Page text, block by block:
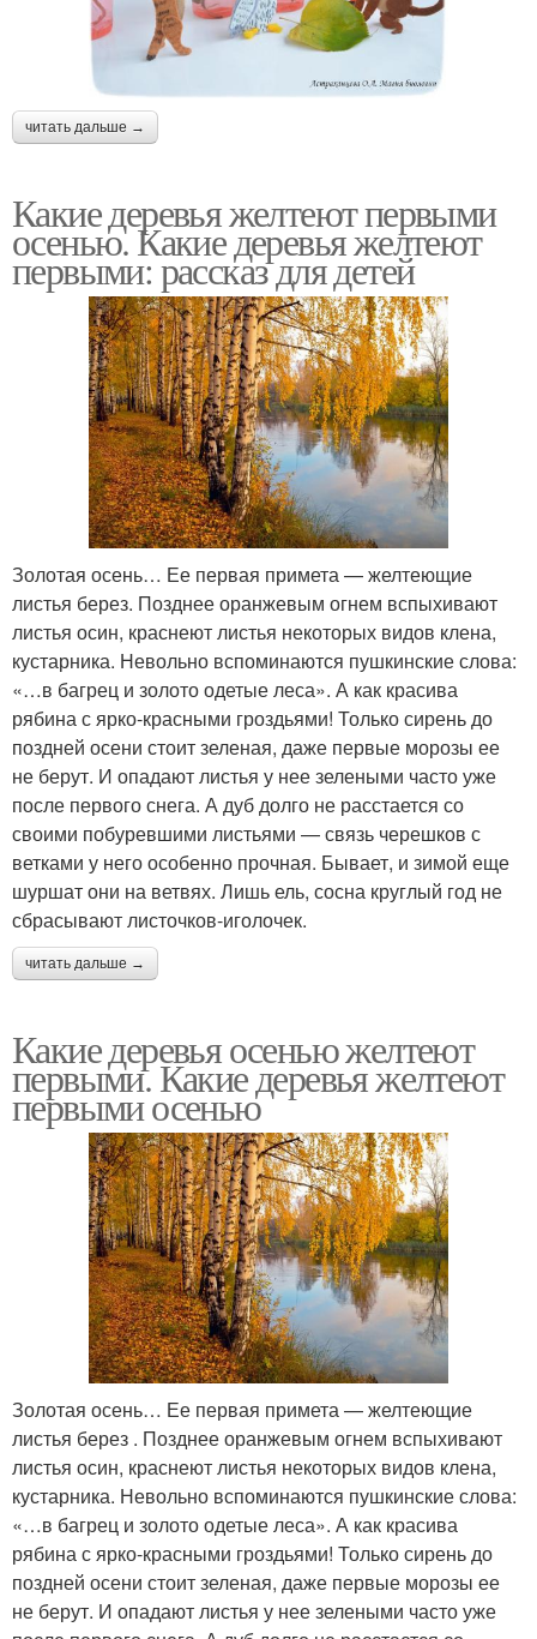
читать дальше →
Какие деревья желтеют первыми
осенью. Какие деревья желтеют
первыми: рассказ для детей
Золотая осень… Ее первая примета — желтеющие
листья берез. Позднее оранжевым огнем вспыхивают
листья осин, краснеют листья некоторых видов клена,
кустарника. Невольно вспоминаются пушкинские слова:
«…в багрец и золото одетые леса». А как красива
рябина с ярко-красными гроздьями! Только сирень до
поздней осени стоит зеленая, даже первые морозы ее
не берут. И опадают листья у нее зелеными часто уже
после первого снега. А дуб долго не расстается со
своими побуревшими листьями — связь черешков с
ветками у него особенно прочная. Бывает, и зимой еще
шуршат они на ветвях. Лишь ель, сосна круглый год не
сбрасывают листочков-иголочек.
читать дальше →
Какие деревья осенью желтеют
первыми. Какие деревья желтеют
первыми осенью
Золотая осень… Ее первая примета — желтеющие
листья берез . Позднее оранжевым огнем вспыхивают
листья осин, краснеют листья некоторых видов клена,
кустарника. Невольно вспоминаются пушкинские слова:
«…в багрец и золото одетые леса». А как красива
рябина с ярко-красными гроздьями! Только сирень до
поздней осени стоит зеленая, даже первые морозы ее
не берут. И опадают листья у нее зелеными часто уже